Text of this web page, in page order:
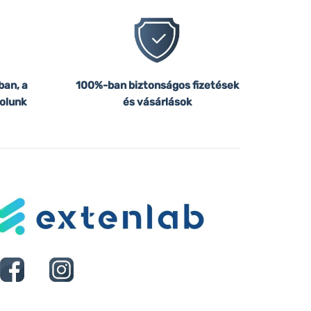
a
100%-ban biztonságos fizetések
és vásárlások